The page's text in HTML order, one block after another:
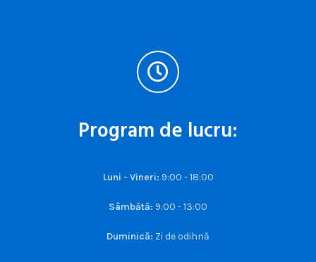
Program de lucru:
Luni - Vineri: 9:00 - 18:00
Sâmbătă: 9:00 - 13:00
Duminică: Zi de odihnă